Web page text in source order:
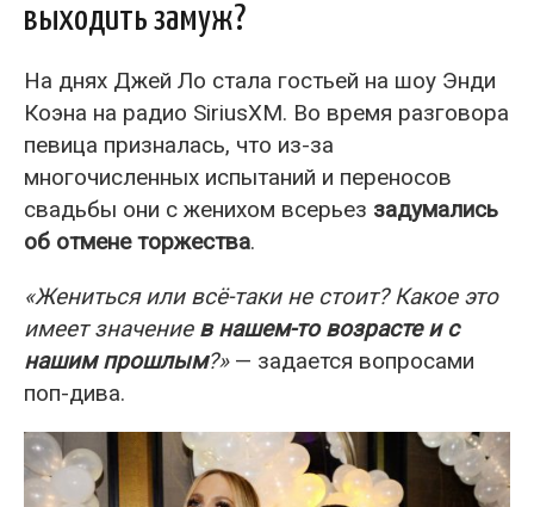
выходить замуж?
На днях Джей Ло стала гостьей на шоу Энди
Коэна на радио SiriusXM. Во время разговора
певица призналась, что из-за
многочисленных испытаний и переносов
свадьбы они с женихом всерьез задумались
об отмене торжества.
«Жениться или всё-таки не стоит? Какое это
имеет значение в нашем-то возрасте и с
нашим прошлым?»— задается вопросами
поп-дива.